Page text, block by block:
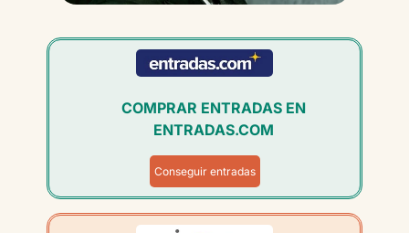
COMPRAR ENTRADAS EN
ENTRADAS.COM
Conseguir entradas